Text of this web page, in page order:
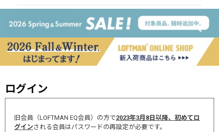
ログイン
旧会員（LOFTMAN EQ会員）の方で2023年3月8日以降、初めてロ
グインされる会員はパスワードの再設定が必要です。